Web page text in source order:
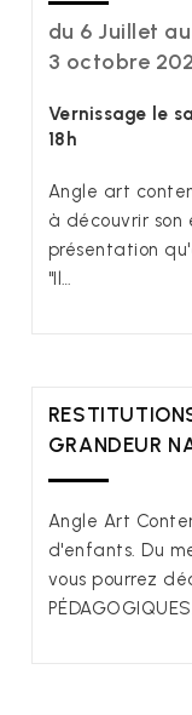
du 6 Juillet
3 octobre
Vernissage le
18h
Angle art
à découvrir son
présentation
"Il…
GRANDEUR
Angle Art
d'enfants. Du
vous pourrez